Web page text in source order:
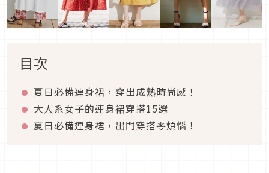
目次
夏日必備連身裙，穿出成熟時尚感！
大人系女子的連身裙穿搭15選
夏日必備連身裙，出門穿搭零煩惱！